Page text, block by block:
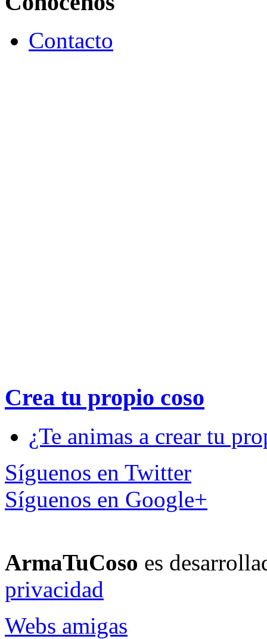
Contacto
Crea tu propio coso
¿Te animas a crear tu
Síguenos en Twitter
Síguenos en Google+
ArmaTuCoso es
privacidad
Webs amigas